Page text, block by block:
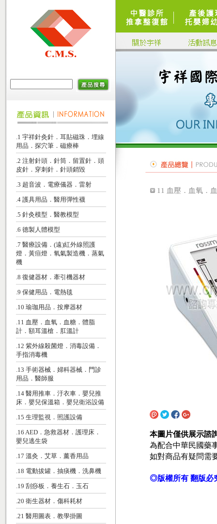
.1 宇祥針灸針．耳貼磁珠．埋線
用品．探穴筆．磁療棒
.2 注射針頭．針筒．留置針．頭
皮針．穿刺針．針頭銷毀
.3 超音波．電療儀器．雷射
.4 護具用品．醫用彈性襪
.5 針灸模型．醫教模型
.6 德製人體模型
.7 醫療設備．(遠)紅外線照護
燈．黃疸燈．氧氣製造機．蒸氣
機
.8 復健器材．牽引機器材
.9 保健用品．電熱毯
.10 瑜珈用品．按摩器材
.11 血壓．血氧．血糖．體脂
計．額耳溫槍．肛溫計
.12 紫外線殺菌燈．消毒設備．
手指消毒機
.13 手術器械．婦科器械．門診
用品．醫師服
.14 醫用推車．汙衣車．嬰兒推
床．嬰兒保溫箱．嬰兒衛浴設備
.15 生理監視．照護設備
.16 AED．急救器材．護理床．
嬰兒逃生袋
.17 溫灸．艾草．薰香用品
.18 電動拔罐．抽痰機．洗鼻機
.19 刮痧板．養生石．玉石
.20 衛生器材．傷科耗材
.21 醫用圖表．教學掛圖
11 血壓．血氧．
本圖片僅供展示諮
為配合中華民國藥
如對商品有疑問需
◎版權所有 翻版